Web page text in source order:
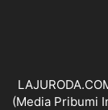
(Media Pribumi